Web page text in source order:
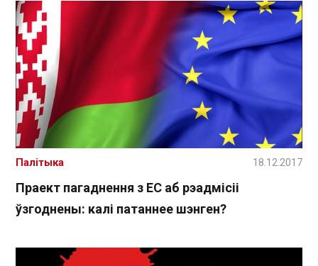
Праект пагаднення з ЕС аб ​​рэадмісіі
ўзгоднены: калі патаннее шэнген?
Палітыка 18.12.2017